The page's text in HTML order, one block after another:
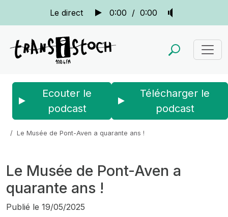
Le direct 0:00 / 0:00
Ecouter le
podcast
Télécharger le
podcast
Le Musée de Pont-Aven a quarante ans !
Le Musée de Pont-Aven a
quarante ans !
Publié le 19/05/2025